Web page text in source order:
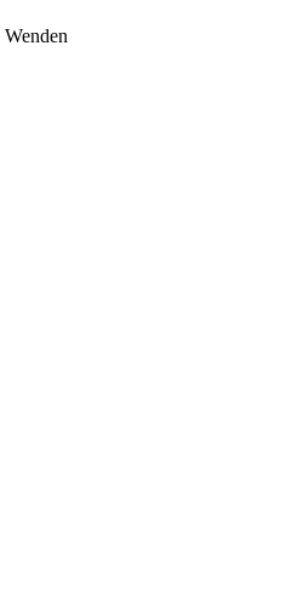
Wenden